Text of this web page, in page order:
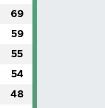
69
59
55
54
48